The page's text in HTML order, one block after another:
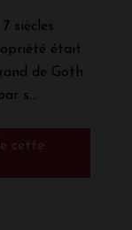
siècles
était
de Goth
s...
cette